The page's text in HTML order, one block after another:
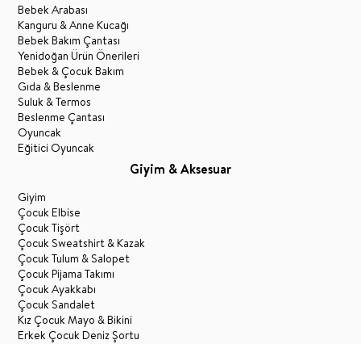
Bebek Arabası
Kanguru & Anne Kucağı
Bebek Bakım Çantası
Yenidoğan Ürün Önerileri
Bebek & Çocuk Bakım
Gıda & Beslenme
Suluk & Termos
Beslenme Çantası
Oyuncak
Eğitici Oyuncak
Giyim & Aksesuar
Giyim
Çocuk Elbise
Çocuk Tişört
Çocuk Sweatshirt & Kazak
Çocuk Tulum & Salopet
Çocuk Pijama Takımı
Çocuk Ayakkabı
Çocuk Sandalet
Kız Çocuk Mayo & Bikini
Erkek Çocuk Deniz Şortu